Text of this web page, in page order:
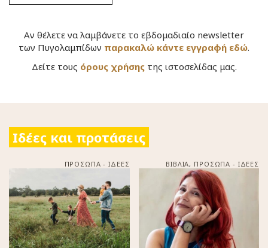
Αν θέλετε να λαμβάνετε το εβδομαδιαίο newsletter
των Πυγολαμπίδων παρακαλώ κάντε εγγραφή εδώ.
Δείτε τους όρους χρήσηςτης ιστοσελίδας μας.
Ιδέες και προτάσεις
ΠΡΟΣΩΠΑ - ΙΔΕΕΣ ΒΙΒΛΙΑ, ΠΡΟΣΩΠΑ - ΙΔΕΕΣ